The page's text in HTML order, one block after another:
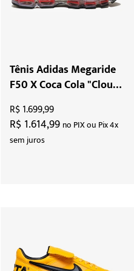
Tênis Adidas Megaride
F50 X Coca Cola "Cloud
White Ice Green"
R$ 1.614,99 no PIX ou Pix 4x
sem juros
R$ 1.699,99